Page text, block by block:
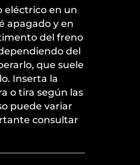
eléctrico en un
apagado y en
del freno
del
que suele
Inserta la
o tira según las
puede variar
consultar